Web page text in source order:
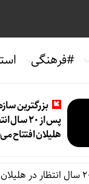
#فرهنگی
بزرگترین
پس از ۲۰
هلیلان افتتاح